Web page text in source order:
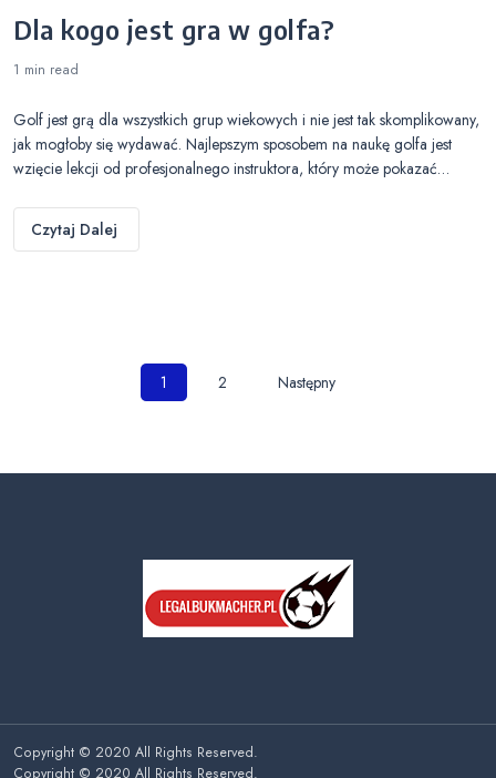
Dla kogo jest gra w golfa?
1 min read
Golf jest grą dla wszystkich grup wiekowych i nie jest tak skomplikowany,
jak mogłoby się wydawać. Najlepszym sposobem na naukę golfa jest
wzięcie lekcji od profesjonalnego instruktora, który może pokazać…
Czytaj Dalej
Nawigacja
1 2 Następny
Copyright © 2020 All Rights Reserved.
Copyright © 2020 All Rights Reserved.